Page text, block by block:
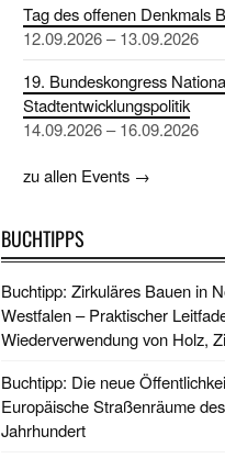
Tag des offenen Denkmals
12.09.2026 – 13.09.2026
19. Bundeskongress
Stadtentwicklungspolitik
14.09.2026 – 16.09.2026
zu allen Events →
BUCHTIPPS
Buchtipp: Zirkuläres Bauen in
Westfalen – Praktischer
Wiederverwendung von Holz,
Buchtipp: Die neue
Europäische Straßenräume
Jahrhundert